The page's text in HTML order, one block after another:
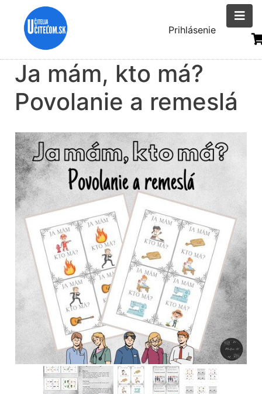
Menu
účtu
Prihlásenie
Ja mám, kto má?
Povolanie a remeslá